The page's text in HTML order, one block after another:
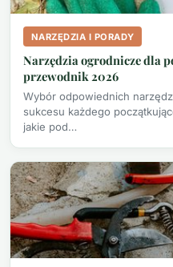
NARZĘDZIA I PORADY
Narzędzia ogrodnicze dla
przewodnik 2026
Wybór odpowiednich
sukcesu każdego
jakie pod…